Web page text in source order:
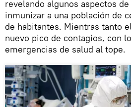
revelando algunos aspectos
inmunizar a una población de
de habitantes. Mientras tanto
nuevo pico de contagios, con
emergencias de salud al tope.